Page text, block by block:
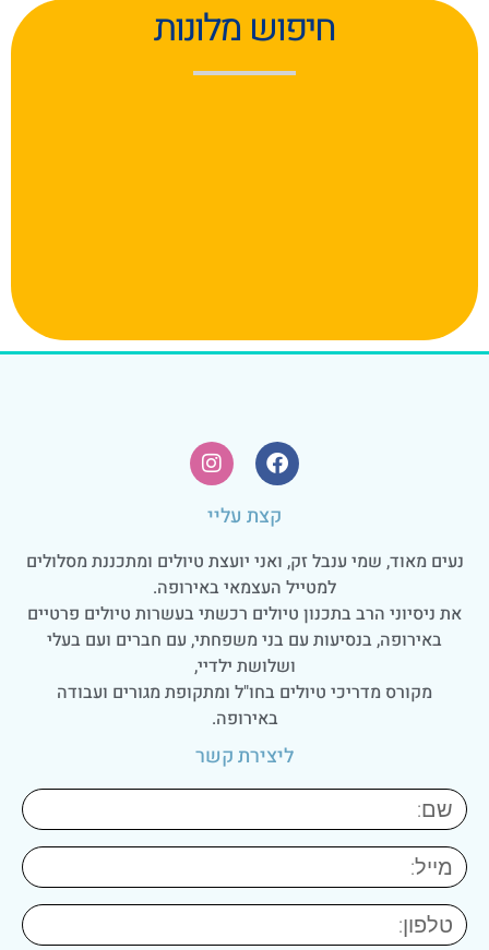
חיפוש מלונות
קצת עליי
נעים מאוד, שמי ענבל זק, ואני יועצת טיולים ומתכננת מסלולים
למטייל העצמאי באירופה.
את ניסיוני הרב בתכנון טיולים רכשתי בעשרות טיולים פרטיים
באירופה, בנסיעות עם בני משפחתי, עם חברים ועם בעלי
ושלושת ילדיי,
מקורס מדריכי טיולים בחו"ל ומתקופת מגורים ועבודה
באירופה.
ליצירת קשר